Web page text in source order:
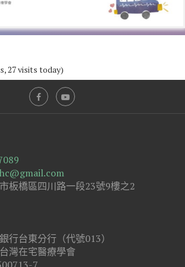
27 visits today)
板橋區四川路一段23號9樓之2
行台東分行（代號013）
灣在宅醫療學會
7